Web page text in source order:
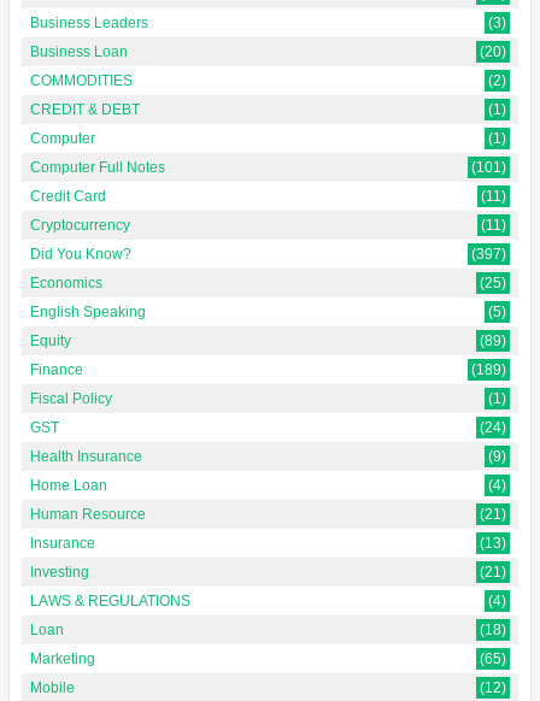
Business Leaders
(3)
Business Loan
(20)
COMMODITIES
(2)
CREDIT & DEBT
(1)
Computer
(1)
Computer Full Notes
(101)
Credit Card
(11)
Cryptocurrency
(11)
Did You Know?
(397)
Economics
(25)
English Speaking
(5)
Equity
(89)
Finance
(189)
Fiscal Policy
(1)
GST
(24)
Health Insurance
(9)
Home Loan
(4)
Human Resource
(21)
Insurance
(13)
Investing
(21)
LAWS & REGULATIONS
(4)
Loan
(18)
Marketing
(65)
Mobile
(12)